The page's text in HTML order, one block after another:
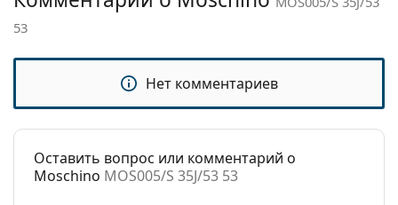
Категория:
Бренд:
Moschino
Использование:
Модные
53
Нет комментариев
Оставить вопрос или комментарий о
Moschino MOS005/S 35J/53 53